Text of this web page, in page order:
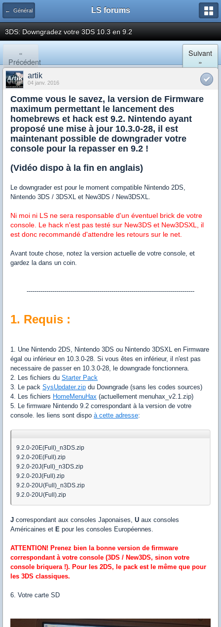
← Général LS forums
3DS: Downgradez votre 3DS 10.3 en 9.2
«
Précédent
Suivant
»
artik
04 janv. 2016
Comme vous le savez, la version de Firmware
maximum permettant le lancement des
homebrews et hack est 9.2. Nintendo ayant
proposé une mise à jour 10.3.0-28, il est
maintenant possible de downgrader votre
console pour la repasser en 9.2 !
(Vidéo dispo à la fin en anglais)
Le downgrader est pour le moment compatible Nintendo 2DS,
Nintendo 3DS / 3DSXL et New3DS / New3DSXL.
Ni moi ni LS ne sera responsable d'un éventuel brick de votre
console. Le hack n'est pas testé sur New3DS et New3DSXL, il
est donc recommandé d'attendre les retours sur le net.
Avant toute chose, notez la version actuelle de votre console, et
gardez la dans un coin.
-------------------------------------------------------------------------------------
1. Requis :
1. Une Nintendo 2DS, Nintendo 3DS ou Nintendo 3DSXL en Firmware
égal ou inférieur en 10.3.0-28. Si vous êtes en inférieur, il n'est pas
necessaire de passer en 10.3.0-28, le downgrade fonctionnera.
2. Les fichiers du Starter Pack
3. Le pack SysUpdater.zip du Downgrade (sans les codes sources)
4. Les fichiers HomeMenuHax (actuellement menuhax_v2.1.zip)
5. Le firmware Nintendo 9.2 correspondant à la version de votre
console. les liens sont dispo à cette adresse:
9.2.0-20E(Full)_n3DS.zip
9.2.0-20E(Full).zip
9.2.0-20J(Full)_n3DS.zip
9.2.0-20J(Full).zip
9.2.0-20U(Full)_n3DS.zip
9.2.0-20U(Full).zip
J correspondant aux consoles Japonaises, U aux consoles
Américaines et E pour les consoles Européennes.
ATTENTION! Prenez bien la bonne version de firmware
correspondant à votre console (3DS / New3DS, sinon votre
console briquera !). Pour les 2DS, le pack est le même que pour
les 3DS classiques.
6. Votre carte SD